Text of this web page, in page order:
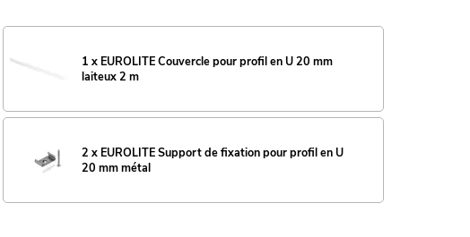
1 x EUROLITE Couvercle pour profil en U 20 mm
laiteux 2 m
2 x EUROLITE Support de fixation pour profil en U
20 mm métal